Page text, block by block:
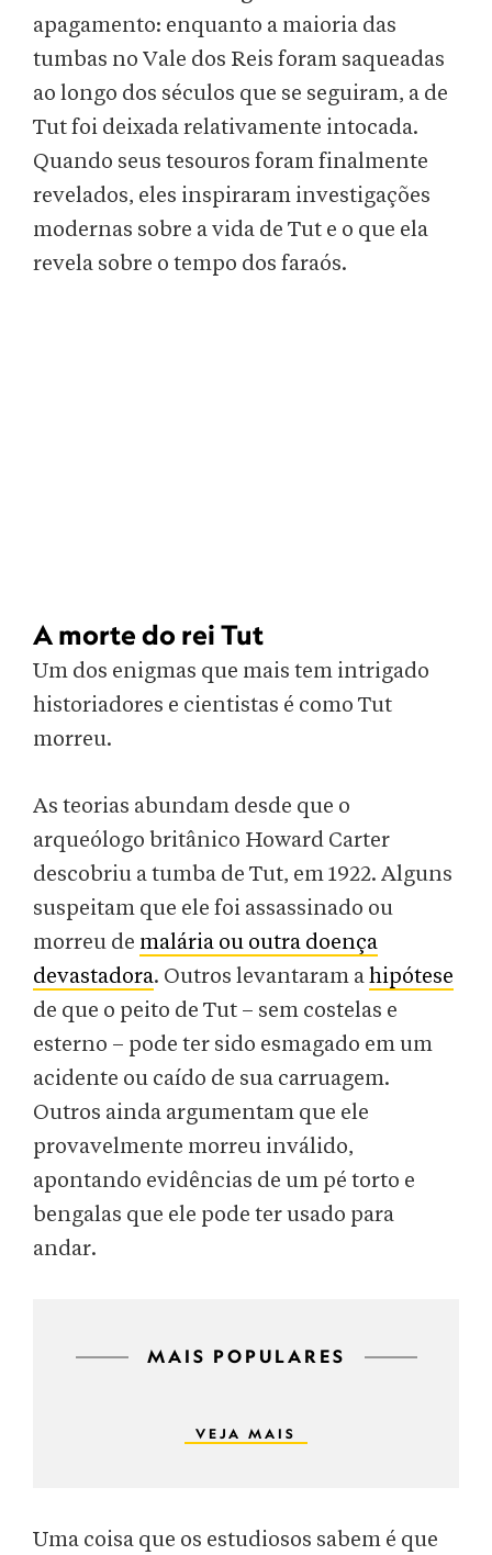
apagamento: enquanto a maioria das
tumbas no Vale dos Reis foram saqueadas
ao longo dos séculos que se seguiram, a de
Tut foi deixada relativamente intocada.
Quando seus tesouros foram finalmente
revelados, eles inspiraram investigações
modernas sobre a vida de Tut e o que ela
revela sobre o tempo dos faraós.
A morte do rei Tut
Um dos enigmas que mais tem intrigado
historiadores e cientistas é como Tut
morreu.
As teorias abundam desde que o
arqueólogo britânico Howard Carter
descobriu a tumba de Tut, em 1922. Alguns
suspeitam que ele foi assassinado ou
morreu de malária ou outra doença
devastadora. Outros levantaram ahipótese
de que o peito de Tut – sem costelas e
esterno – pode ter sido esmagado em um
acidente ou caído de sua carruagem.
Outros ainda argumentam que ele
provavelmente morreu inválido,
apontando evidências de um pé torto e
bengalas que ele pode ter usado para
andar.
MAIS POPULARES
VEJA MAIS
Uma coisa que os estudiosos sabem é que